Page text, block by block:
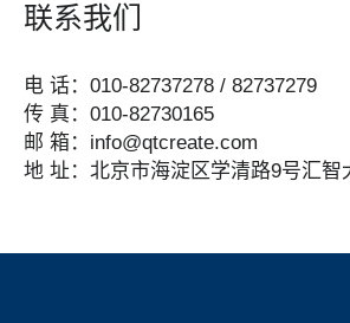
联系我们
电 话：010-82737278 / 82737279
传 真：010-82730165
邮 箱：info@qtcreate.com
地 址：北京市海淀区学清路9号汇智